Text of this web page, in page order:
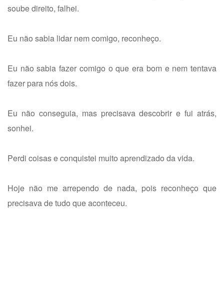
soube direito, falhei.
Eu não sabia lidar nem comigo, reconheço.
Eu não sabia fazer comigo o que era bom e nem tentava
fazer para nós dois.
Eu não conseguia, mas precisava descobrir e fui atrás,
sonhei.
Perdi coisas e conquistei muito aprendizado da vida.
Hoje não me arrependo de nada, pois reconheço que
precisava de tudo que aconteceu.